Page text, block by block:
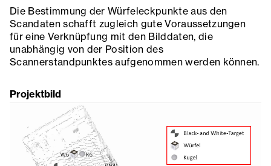
Die Bestimmung der Würfeleckpunkte aus den
Scandaten schafft zugleich gute Voraussetzungen
für eine Verknüpfung mit den Bilddaten, die
unabhängig von der Position des
Scannerstandpunktes aufgenommen werden können.
Projektbild